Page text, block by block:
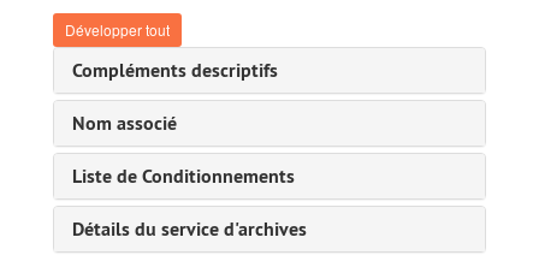
Développer tout
Compléments descriptifs
Nom associé
Liste de Conditionnements
Détails du service d'archives